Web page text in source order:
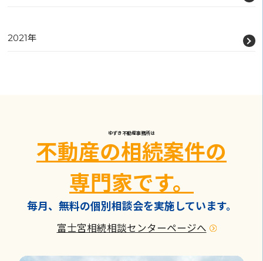
2021年
ゆずき不動産事務所は
不動産の相続案件の
専門家です。
毎月、無料の個別相談会を実施しています。
富士宮相続相談センターページへ